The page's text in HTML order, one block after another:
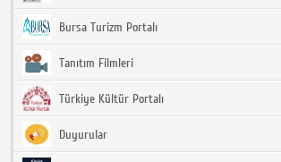
Bursa Turizm Portalı
Tanıtım Filmleri
Türkiye Kültür Portalı
Duyurular